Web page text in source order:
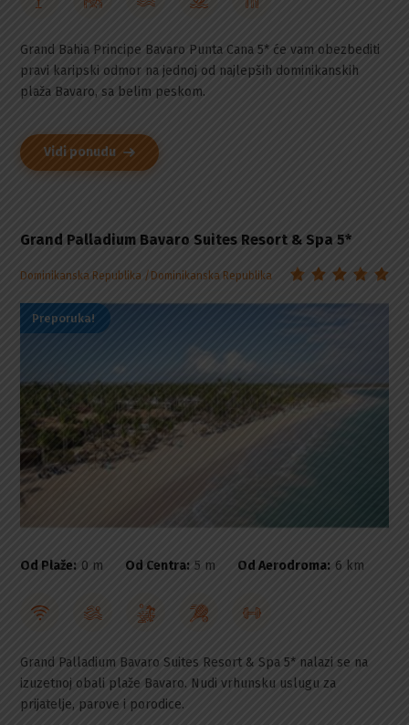
Grand Bahia Principe Bavaro Punta Cana 5* će vam obezbediti
pravi karipski odmor na jednoj od najlepših dominikanskih
plaža Bavaro, sa belim peskom.
Vidi ponudu
Grand Palladium Bavaro Suites Resort & Spa 5*
Dominikanska Republika Dominikanska Republika
Preporuka!
Od Plaže: 0 m Od Centra: 5 m Od Aerodroma: 6 km
Grand Palladium Bavaro Suites Resort & Spa 5* nalazi se na
izuzetnoj obali plaže Bavaro. Nudi vrhunsku uslugu za
prijatelje, parove i porodice.